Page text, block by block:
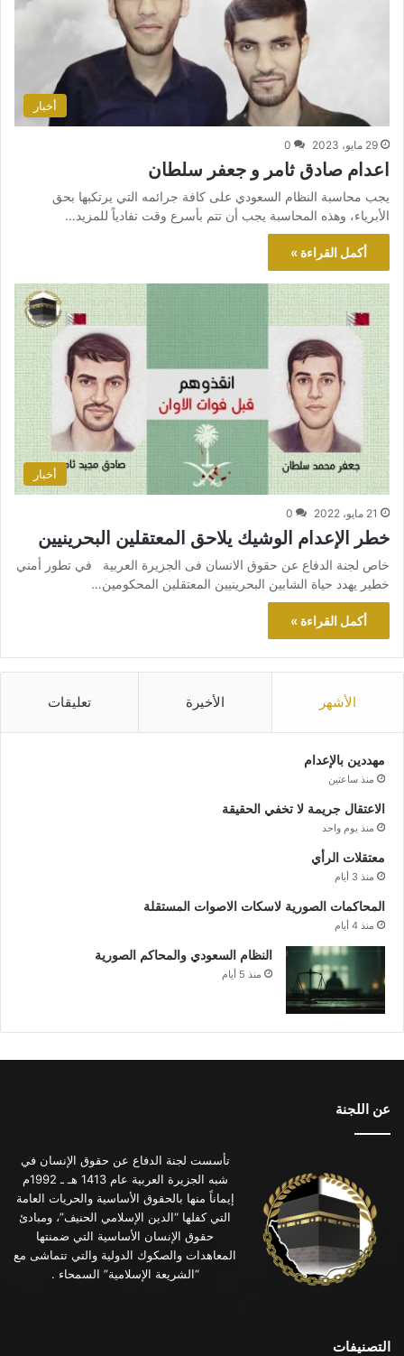
أخبار
29 مايو، 2023 0
اعدام صادق ثامر و جعفر سلطان
يجب محاسبة النظام السعودي على كافة جرائمه التي يرتكبها بحق
الأبرياء، وهذه المحاسبة يجب أن تتم بأسرع وقت تفادياً للمزيد…
أكمل القراءة »
أخبار
21 مايو، 2022 0
خطر الإعدام الوشيك يلاحق المعتقلين البحرينيين
خاص لجنة الدفاع عن حقوق الانسان فی الجزيرة العربية في تطور أمني
خطير يهدد حياة الشابين البحرينيین المعتقلين المحكومين…
أكمل القراءة »
الأشهر الأخيرة تعليقات
مهددين بالإعدام
منذ ساعتين
الاعتقال جريمة لا تخفي الحقيقة
منذ يوم واحد
معتقلات الرأي
منذ 3 أيام
المحاكمات الصورية لاسكات الاصوات المستقلة
منذ 4 أيام
النظام السعودي والمحاكم الصورية
منذ 5 أيام
عن اللجنة
تأسست لجنة الدفاع عن حقوق الإنسان في
شبه الجزيرة العربية عام 1413 هـ ـ 1992م
إيماناً منها بالحقوق الأساسية والحريات العامة
التي كفلها “الدين الإسلامي الحنيف”، ومبادئ
حقوق الإنسان الأساسية التي ضمنتها
المعاهدات والصكوك الدولية والتي تتماشى مع
“الشريعة الإسلامية” السمحاء .
التصنيفات